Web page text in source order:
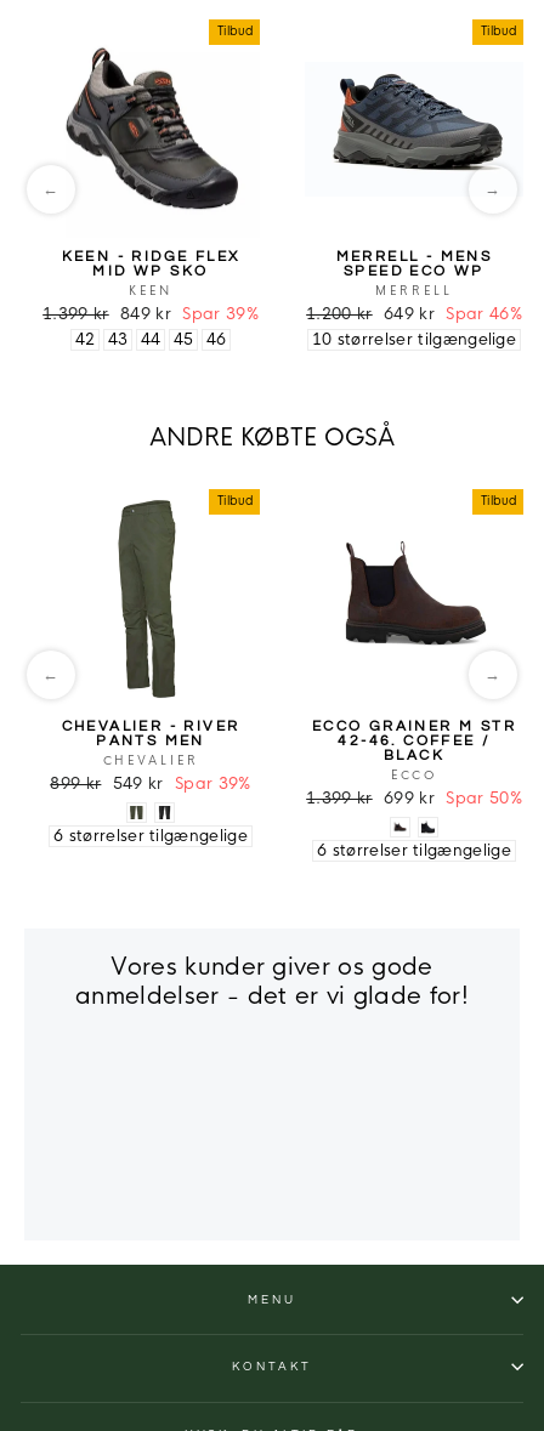
Tilbud
KEEN - RIDGE FLEX
MID WP SKO
KEEN
1.399 kr 849 kr Spar 39%
42 43 44 45 46
Tilbud
MERRELL - MENS
SPEED ECO WP
MERRELL
1.200 kr 649 kr Spar 46%
10 størrelser tilgængelige
← →
ANDRE KØBTE OGSÅ
Tilbud
CHEVALIER - RIVER
PANTS MEN
CHEVALIER
899 kr 549 kr Spar 39%
6 størrelser tilgængelige
Tilbud
ECCO GRAINER M STR
42-46. COFFEE /
BLACK
ECCO
1.399 kr 699 kr Spar 50%
6 størrelser tilgængelige
← →
Vores kunder giver os gode
anmeldelser - det er vi glade for!
MENU
KONTAKT